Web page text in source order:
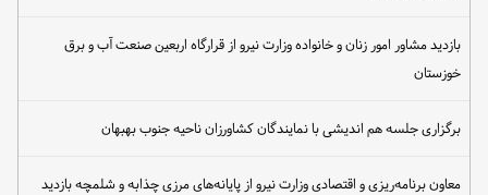
بازدید مشاور امور زنان و خانواده وزارت نیرو از قرارگاه اربعین صنعت آب و برق
خوزستان
برگزاری جلسه هم اندیشی با نمایندگان کشاورزان ناحیه جنوب بهبهان
معاون برنامه‌ریزی و اقتصادی وزارت نیرو از پایانه‌های مرزی چذابه و شلمچه بازدید